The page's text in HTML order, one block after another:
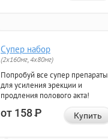
Супер набор
(2х160мг, 4х80мг)
Попробуй все супер препараты
для усиления эрекции и
продления полового акта!
от 158Р Купить